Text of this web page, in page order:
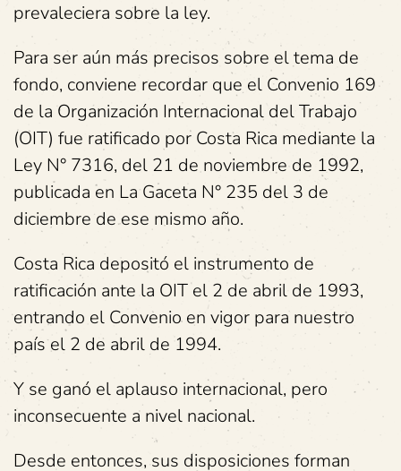
prevaleciera sobre la ley.
Para ser aún más precisos sobre el tema de
fondo, conviene recordar que el Convenio 169
de la Organización Internacional del Trabajo
(OIT) fue ratificado por Costa Rica mediante la
Ley N° 7316, del 21 de noviembre de 1992,
publicada en La Gaceta N° 235 del 3 de
diciembre de ese mismo año.
Costa Rica depositó el instrumento de
ratificación ante la OIT el 2 de abril de 1993,
entrando el Convenio en vigor para nuestro
país el 2 de abril de 1994.
Y se ganó el aplauso internacional, pero
inconsecuente a nivel nacional.
Desde entonces, sus disposiciones forman